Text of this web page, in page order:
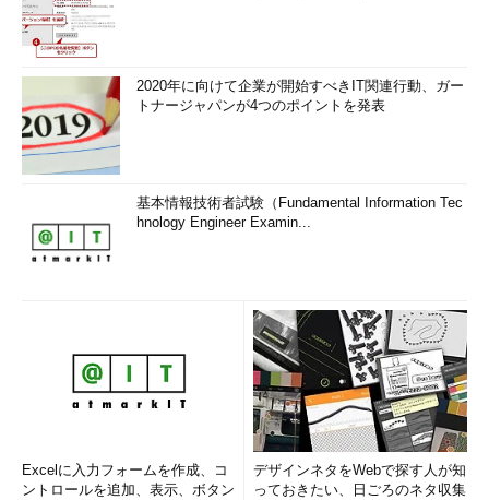
2020年に向けて企業が開始すべきIT関連行動、ガー
トナージャパンが4つのポイントを発表
基本情報技術者試験（Fundamental Information Tec
hnology Engineer Examin...
Excelに入力フォームを作成、コ
ントロールを追加、表示、ボタン
デザインネタをWebで探す人が知
っておきたい、日ごろのネタ収集